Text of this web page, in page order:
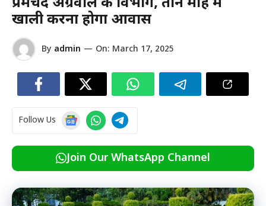
खाली करना होगा आवास
By admin — On: March 17, 2025
Follow Us
Join Our WhatsApp Channel